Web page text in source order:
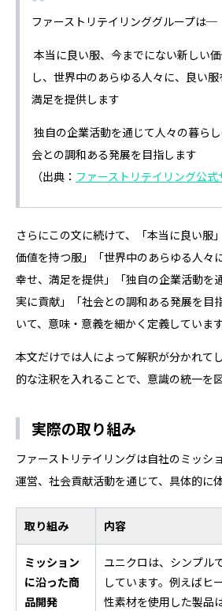
ファーストリテイリンググループは─
本当に良い服、今までにない新しい
し、世界中のあらゆる人々に、良い服
満足を提供します
独自の企業活動を通じて人々の暮ら
会との調和ある発展を目指します
（出典： ファーストリテイリング公式
さらにこの文に続けて、「本当に良い服
価値を持つ服」「世界中のあらゆる人々
幸せ、満足を提供」「独自の企業活動を
実に貢献」「社会との調和ある発展を目
いて、意味・意義を細かく定義しています
本文だけでは人によって解釈が分かれて
的な注釈を入れることで、意識の統一を
実際の取り組み
ファーストリテイリングは自社のミッシ
運営、社会貢献活動を通じて、具体的に
取り組み 内容
ミッション
に沿った商
品開発
ユニクロは、シンプル
しています。例えばヒ
性素材を使用した製品